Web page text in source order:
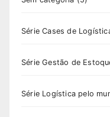
Série Cases de
Série Gestão de
Série Logística pelo